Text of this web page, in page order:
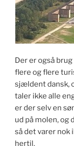
Der er også
flere og flere
sjældent dansk,
taler ikke alle
er der selv en
ud på molen,
så det varer nok
hertil.